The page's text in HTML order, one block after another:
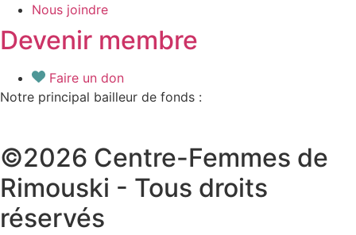
Nous joindre
Devenir membre
Faire un don
Notre principal bailleur de fonds :
©2026 Centre-Femmes de
Rimouski - Tous droits
réservés